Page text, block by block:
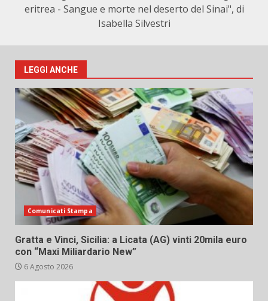
eritrea - Sangue e morte nel deserto del Sinai", di
Isabella Silvestri
LEGGI ANCHE
Comunicati Stampa
Gratta e Vinci, Sicilia: a Licata (AG) vinti 20mila euro
con “Maxi Miliardario New”
6 Agosto 2026